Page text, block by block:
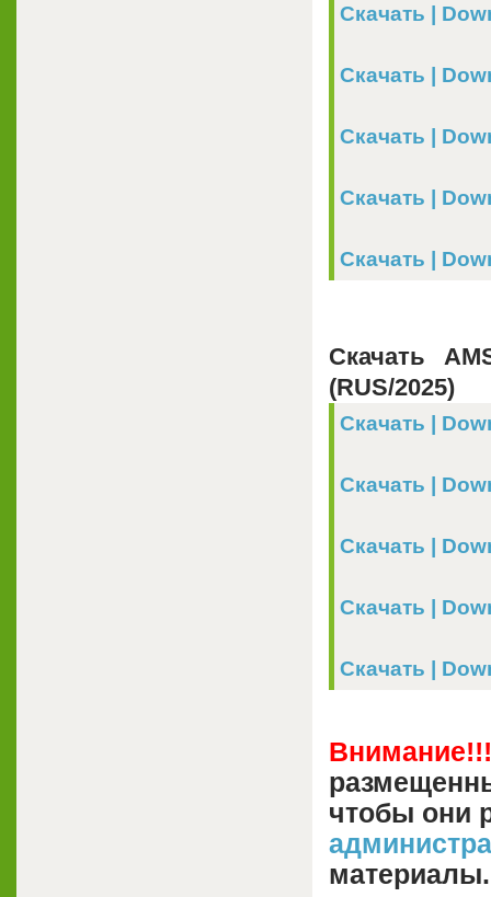
Скачать |
Скачать |
Скачать |
Скачать |
Скачать |
Скачать
(RUS/2025)
Скачать |
Скачать |
Скачать |
Скачать |
Скачать |
Внимание!!!
чтобы они
материалы.